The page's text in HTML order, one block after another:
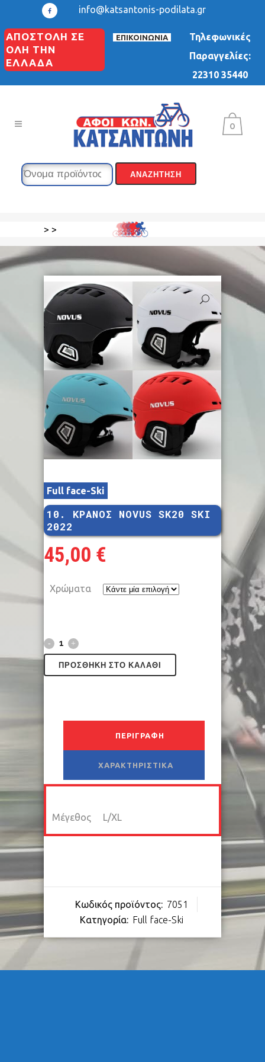
info@katsantonis-podilata.gr
ΑΠΟΣΤΟΛΗ ΣΕ
ΟΛΗ ΤΗΝ
ΕΛΛΑΔΑ
ΕΠΙΚΟΙΝΩΝΙΑ
Τηλεφωνικές
Παραγγελίες:
22310 35440
0
> >
Full face-Ski
10. ΚΡΑΝΟΣ NOVUS SK20 SKI
2022
45,00 €
Χρώματα
ΠΡΟΣΘΉΚΗ ΣΤΟ ΚΑΛΆΘΙ
ΠΕΡΙΓΡΑΦΉ
ΧΑΡΑΚΤΗΡΙΣΤΙΚΆ
Μέγεθος L/XL
Κωδικός προϊόντος: 7051
Κατηγορία: Full face-Ski